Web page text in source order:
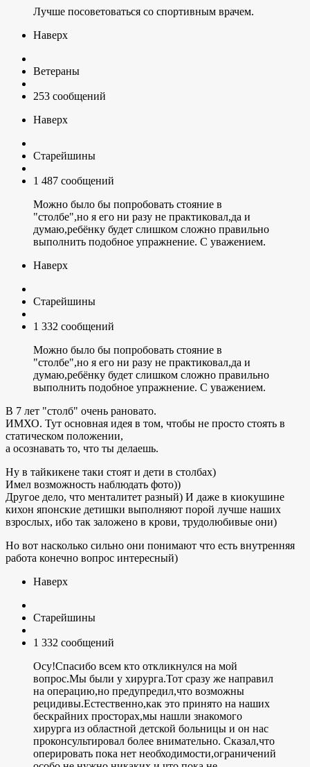
Лучше посоветоваться со спортивным врачем.
Наверх
Ветераны
253 сообщений
Наверх
Старейшины
1 487 сообщений
Можно было бы попробовать стояние в
"столбе",но я его ни разу не практиковал,да и
думаю,ребёнку будет слишком сложно правильно
выполнить подобное упражнение. С уважением.
Наверх
Старейшины
1 332 сообщений
Можно было бы попробовать стояние в
"столбе",но я его ни разу не практиковал,да и
думаю,ребёнку будет слишком сложно правильно
выполнить подобное упражнение. С уважением.
В 7 лет "столб" очень рановато.
ИМХО. Тут основная идея в том, чтобы не просто стоять в
статическом положении,
а осознавать то, что ты делаешь.
Ну в тайкикене таки стоят и дети в столбах)
Имел возможность наблюдать фото))
Другое дело, что менталитет разный) И даже в киокушине
кихон японские детишки выполняют порой лучше наших
взрослых, ибо так заложено в крови, трудолюбивые они)
Но вот насколько сильно они понимают что есть внутренняя
работа конечно вопрос интересный)
Наверх
Старейшины
1 332 сообщений
Осу!Спасибо всем кто откликнулся на мой
вопрос.Мы были у хирурга.Тот сразу же направил
на операцию,но предупредил,что возможны
рецидивы.Естественно,как это принято на наших
бескрайних просторах,мы нашли знакомого
хирурга из областной детской больницы и он нас
проконсультировал более внимательно. Сказал,что
оперировать пока нет необходимости,ограничений